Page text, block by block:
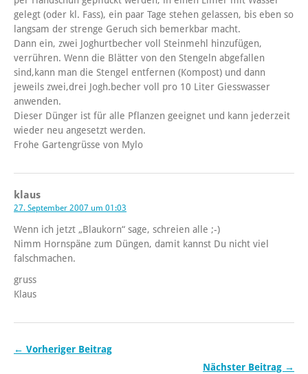
gelegt (oder kl. Fass), ein paar Tage stehen gelassen, bis eben so
langsam der strenge Geruch sich bemerkbar macht.
Dann ein, zwei Joghurtbecher voll Steinmehl hinzufügen,
verrühren. Wenn die Blätter von den Stengeln abgefallen
sind,kann man die Stengel entfernen (Kompost) und dann
jeweils zwei,drei Jogh.becher voll pro 10 Liter Giesswasser
anwenden.
Dieser Dünger ist für alle Pflanzen geeignet und kann jederzeit
wieder neu angesetzt werden.
Frohe Gartengrüsse von Mylo
klaus
27. September 2007 um 01:03
Wenn ich jetzt „Blaukorn“ sage, schreien alle ;-)
Nimm Hornspäne zum Düngen, damit kannst Du nicht viel
falschmachen.
gruss
Klaus
← Vorheriger Beitrag
Nächster Beitrag →